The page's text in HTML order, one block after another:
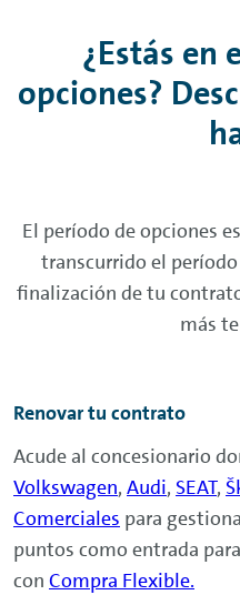
¿Estás en
opciones?
El período de opciones
transcurrido el
finalización de tu
más
Renovar tu contrato
Acude al concesionario
Volkswagen, Audi, SEAT,
Comerciales para
puntos como entrada
con Compra Flexible.